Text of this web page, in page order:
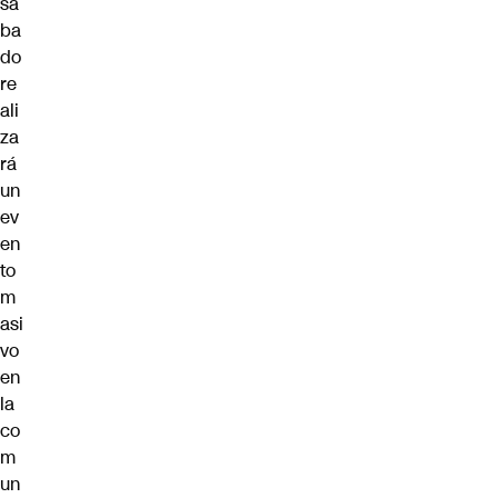
ba
do
re
ali
za
rá
un
ev
en
to
m
asi
vo
en
la
co
m
un